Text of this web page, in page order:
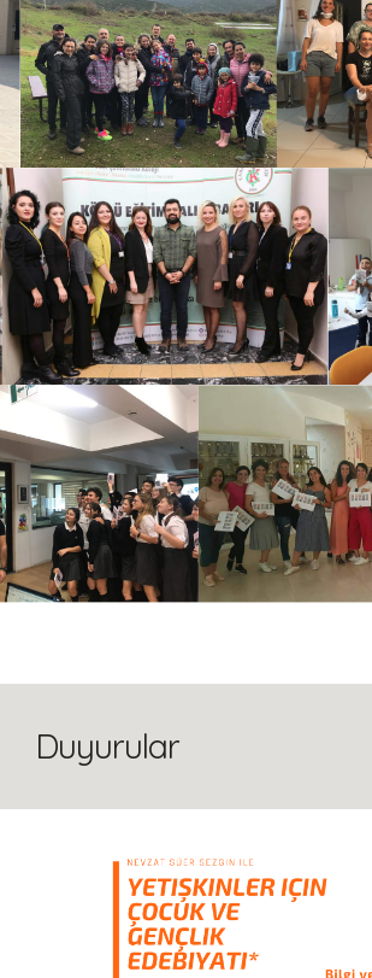
Duyurular